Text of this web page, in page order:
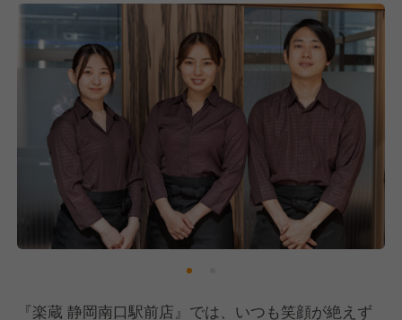
『楽蔵 静岡南口駅前店』では、いつも笑顔が絶えず